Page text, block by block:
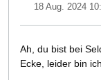
18 Aug. 2024
Ah, du bist bei
Ecke, leider bin